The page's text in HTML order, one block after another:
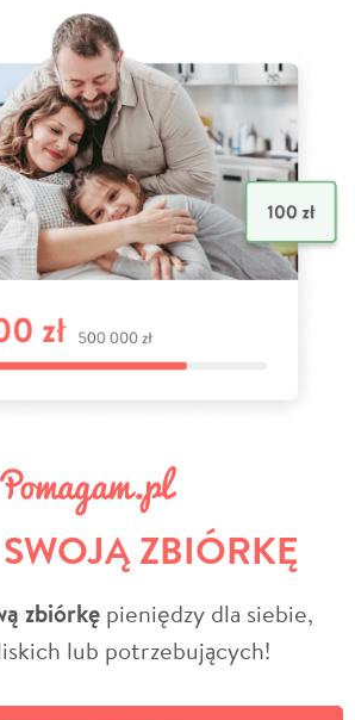
ZBIÓRKĘ
zbiórkę pieniędzy dla siebie,
lub potrzebujących!